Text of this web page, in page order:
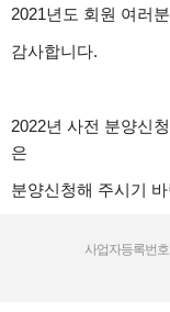
2021년도 회원 여러
감사합니다.
2022년 사전 분양신
은
분양신청해 주시기
사업자등록번